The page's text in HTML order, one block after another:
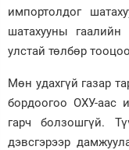
импортолдог
шатахууны
улстай төлбөр
Мөн удахгүй газар
бордоогоо ОХУ-аас
гарч болзошгүй.
дэвсгэрээр